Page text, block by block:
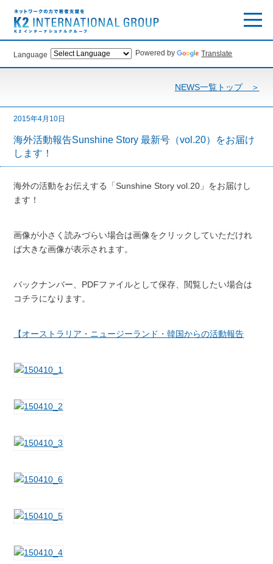
Language Powered by Translate
NEWS一覧トップ ＞
2015年4月10日
海外活動報告Sunshine Story 最新号（vol.20）をお届け
します！
海外の活動をお伝えする「Sunshine Story vol.20」をお届けし
ます！
画像が小さく読みづらい場合は画像をクリックしていただけれ
ば大きな画像が表示されます。
バックナンバー、PDFファイルとして保存、閲覧したい場合は
コチラになります。
【オーストラリア・ニュージーランド・韓国からの活動報告